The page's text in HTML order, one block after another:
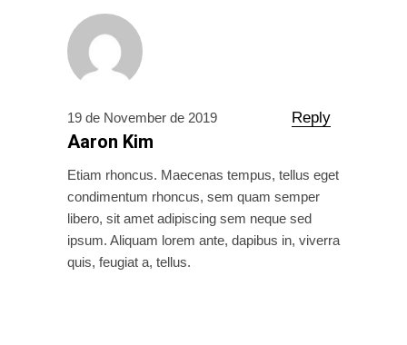
19 de November de 2019 Reply
Aaron Kim
Etiam rhoncus. Maecenas tempus, tellus eget
condimentum rhoncus, sem quam semper
libero, sit amet adipiscing sem neque sed
ipsum. Aliquam lorem ante, dapibus in, viverra
quis, feugiat a, tellus.